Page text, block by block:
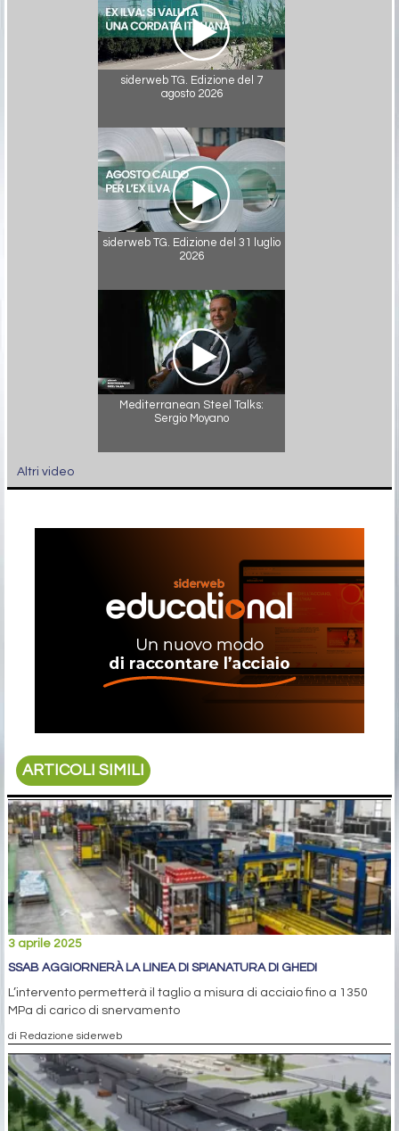
siderweb TG. Edizione del 7
agosto 2026
siderweb TG. Edizione del 31 luglio
2026
Mediterranean Steel Talks:
Sergio Moyano
Altri video
ARTICOLI SIMILI
3 aprile 2025
SSAB AGGIORNERÀ LA LINEA DI SPIANATURA DI GHEDI
L’intervento permetterà il taglio a misura di acciaio fino a 1350
MPa di carico di snervamento
di Redazione siderweb